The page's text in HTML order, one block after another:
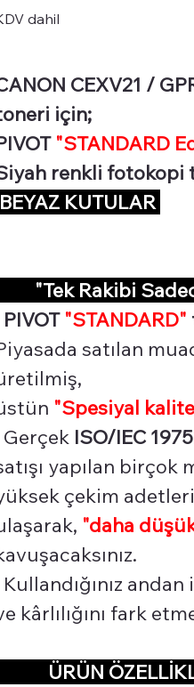
dahil
CEXV21 /
için;
"STANDARD
renkli fotokopi
BEYAZ KUTULAR
"Tek Rakibi
PIVOT "STANDARD"
satılan
"Spesiyal
Gerçek ISO/IEC
yapılan
çekim
"daha
Kullandığınız
kârlılığını fark
ÜRÜN